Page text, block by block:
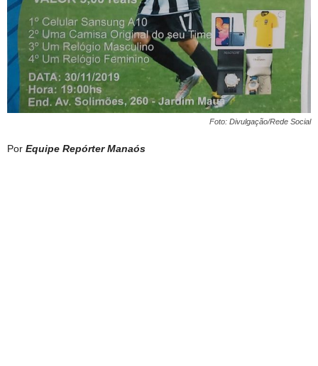
Foto: Divulgação/Rede Social
Por Equipe Repórter Manaós